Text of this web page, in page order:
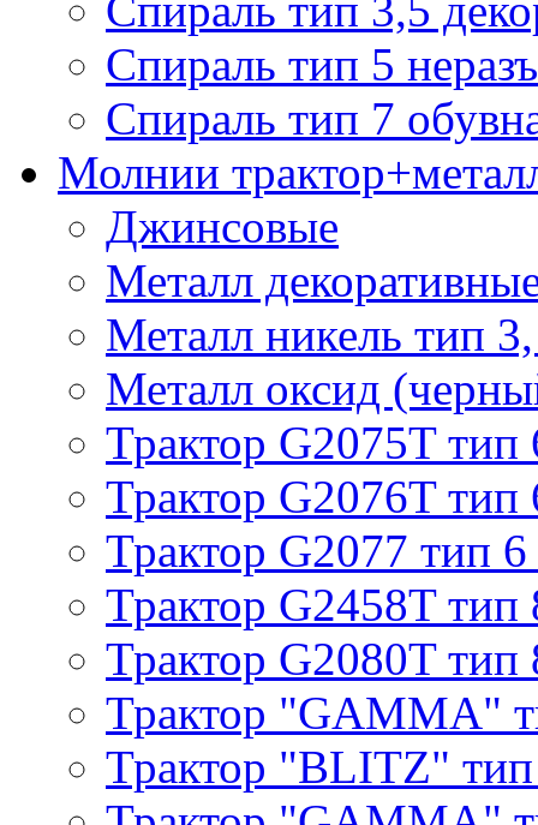
Спираль тип 5
Спираль тип 7
Молнии
Джинсовые
Металл
Металл никель тип
Металл оксид
Трактор G2075T тип
Трактор G2076T тип
Трактор G2077 тип 6
Трактор G2458T тип
Трактор G2080T тип
Трактор "GAMMA"
Трактор "BLITZ"